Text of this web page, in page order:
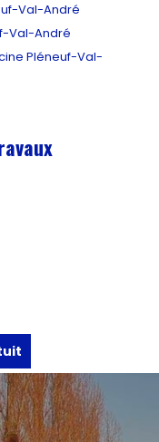
Val-André
Val-André
Pléneuf-Val-